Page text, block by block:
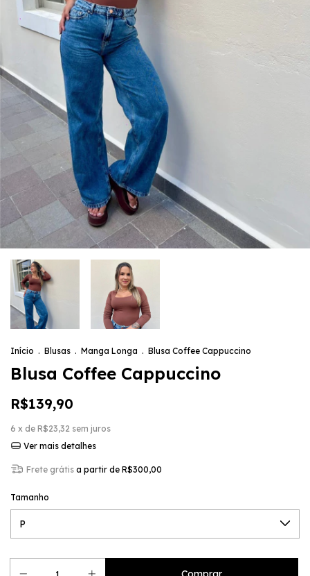
Início . Blusas . Manga Longa . Blusa Coffee Cappuccino
Blusa Coffee Cappuccino
R$139,90
6 x de R$23,32 sem juros
Ver mais detalhes
Frete grátis a partir de R$300,00
Tamanho